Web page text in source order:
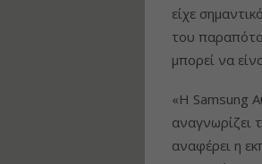
είχε
του
μπορεί να
«Η Samsung
αναγνωρίζει
αναφέρει η